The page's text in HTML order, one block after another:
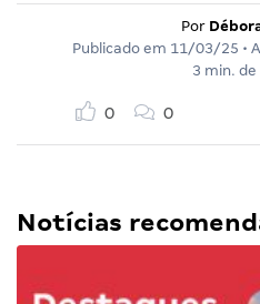
Por
Publicado em 11/03/25 •
3 min.
0 0
Notícias